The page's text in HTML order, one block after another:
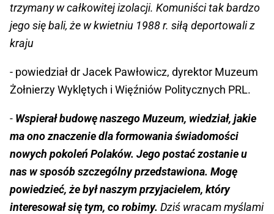
trzymany w całkowitej izolacji. Komuniści tak bardzo
jego się bali, że w kwietniu 1988 r. siłą deportowali z
kraju
- powiedział dr Jacek Pawłowicz, dyrektor Muzeum
Żołnierzy Wyklętych i Więźniów Politycznych PRL.
- Wspierał budowę naszego Muzeum, wiedział, jakie
ma ono znaczenie dla formowania świadomości
nowych pokoleń Polaków. Jego postać zostanie u
nas w sposób szczególny przedstawiona. Mogę
powiedzieć, że był naszym przyjacielem, który
interesował się tym, co robimy. Dziś wracam myślami